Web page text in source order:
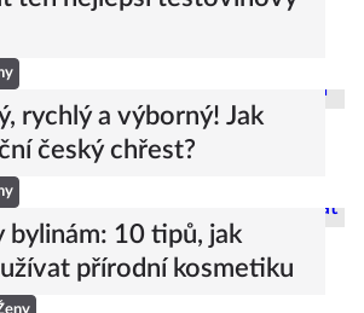
rychlý a výborný! Jak
český chřest?
bylinám: 10 tipů, jak
přírodní kosmetiku